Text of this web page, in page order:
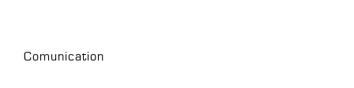
Comunication